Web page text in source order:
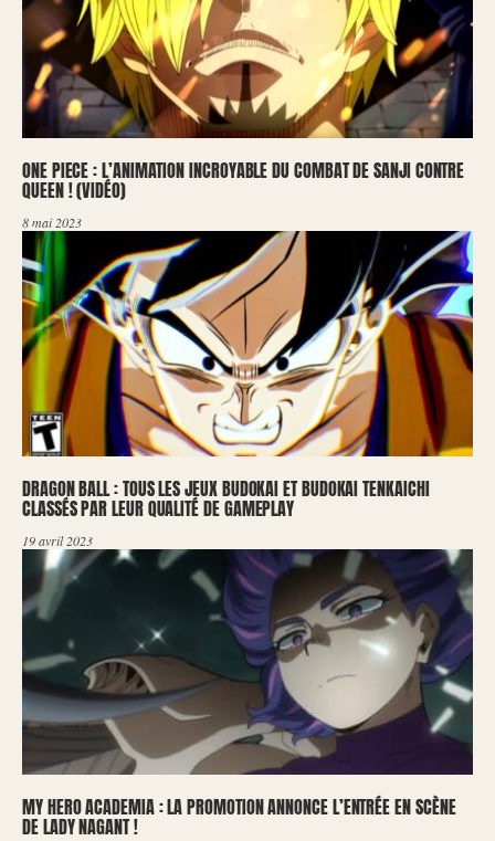
ONE PIECE : L’ANIMATION INCROYABLE DU COMBAT DE SANJI CONTRE
QUEEN ! (VIDÉO)
8 mai 2023
DRAGON BALL : TOUS LES JEUX BUDOKAI ET BUDOKAI TENKAICHI
CLASSÉS PAR LEUR QUALITÉ DE GAMEPLAY
19 avril 2023
MY HERO ACADEMIA : LA PROMOTION ANNONCE L’ENTRÉE EN SCÈNE
DE LADY NAGANT !